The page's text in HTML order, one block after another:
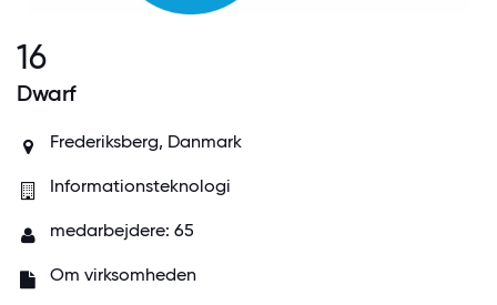
16
Dwarf
Frederiksberg, Danmark
Informationsteknologi
medarbejdere: 65
Om virksomheden